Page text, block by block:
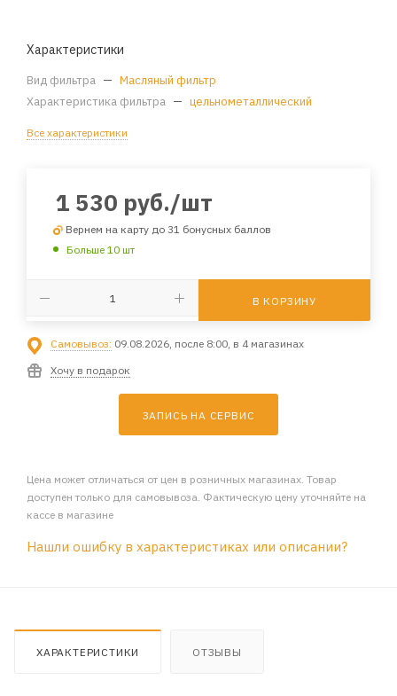
Характеристики
Вид фильтра — Масляный фильтр
Характеристика фильтра — цельнометаллический
Все характеристики
1 530 руб./шт
Вернем на карту до 31 бонусных баллов
Больше 10 шт
В КОРЗИНУ
Самовывоз: 09.08.2026, после 8:00, в 4 магазинах
Хочу в подарок
ЗАПИСЬ НА СЕРВИС
Цена может отличаться от цен в розничных магазинах. Товар
доступен только для самовывоза. Фактическую цену уточняйте на
кассе в магазине
Нашли ошибку в характеристиках или описании?
ХАРАКТЕРИСТИКИ ОТЗЫВЫ